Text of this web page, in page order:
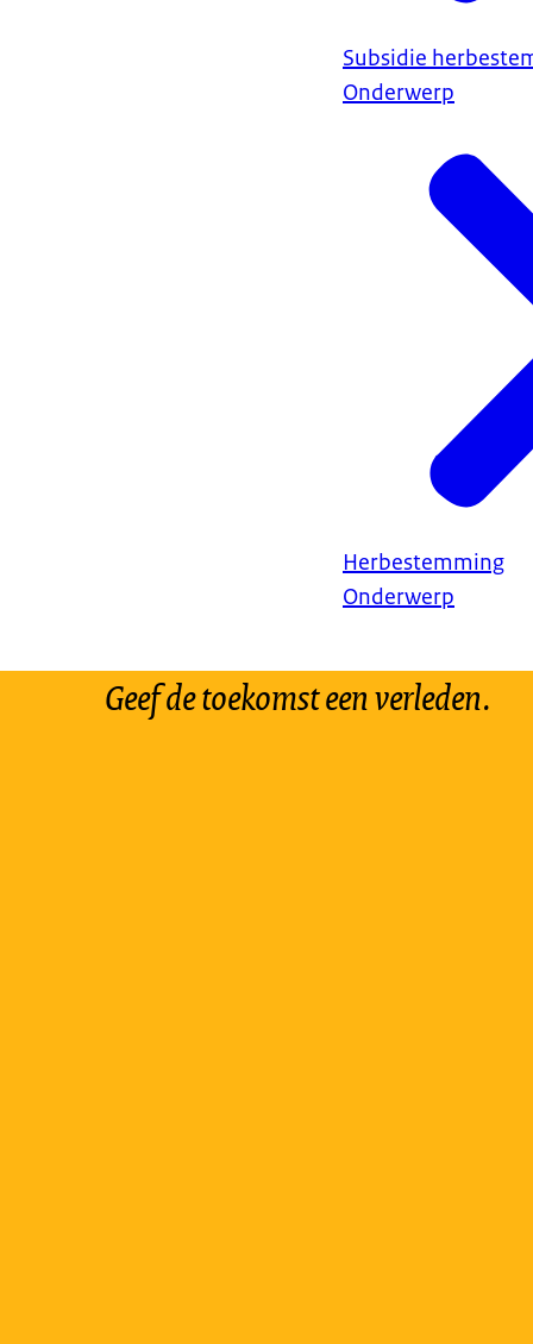
Subsidie
Onderwerp
Herbestemming
Onderwerp
Geef de toekomst een verleden.